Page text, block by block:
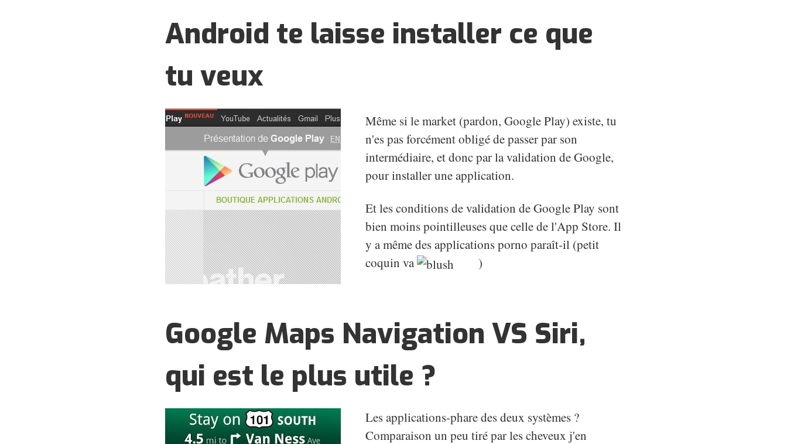
Android te laisse installer ce que
tu veux
Même si le market (pardon, Google Play) existe, tu
n'es pas forcément obligé de passer par son
intermédiaire, et donc par la validation de Google,
pour installer une application.
Et les conditions de validation de Google Play sont
bien moins pointilleuses que celle de l'App Store. Il
y a même des applications porno paraît-il (petit
coquin va
)
Google Maps Navigation VS Siri,
qui est le plus utile ?
Les applications-phare des deux systèmes ?
Comparaison un peu tiré par les cheveux j'en